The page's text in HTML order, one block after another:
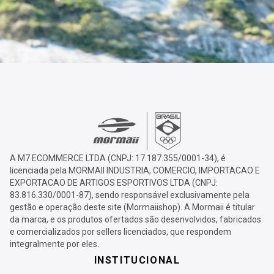
A M7 ECOMMERCE LTDA (CNPJ: 17.187.355/0001-34), é
licenciada pela MORMAII INDUSTRIA, COMERCIO, IMPORTACAO E
EXPORTACAO DE ARTIGOS ESPORTIVOS LTDA (CNPJ:
83.816.330/0001-87), sendo responsável exclusivamente pela
gestão e operação deste site (Mormaiishop). A Mormaii é titular
da marca, e os produtos ofertados são desenvolvidos, fabricados
e comercializados por sellers licenciados, que respondem
integralmente por eles.
INSTITUCIONAL